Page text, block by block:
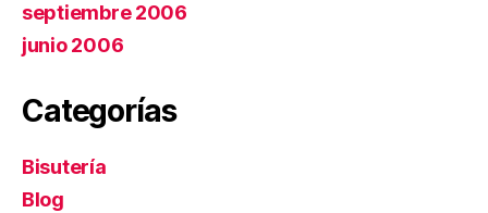
septiembre 2006
junio 2006
Categorías
Bisutería
Blog